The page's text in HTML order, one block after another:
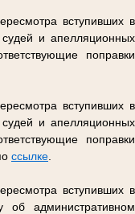
вступивших в
и апелляционных
поправки
вступивших в
и апелляционных
поправки
ссылке
вступивших в
об административном